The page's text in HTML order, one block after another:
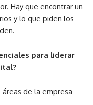
Hay que encontrar un
y lo que piden los
para liderar
de la empresa